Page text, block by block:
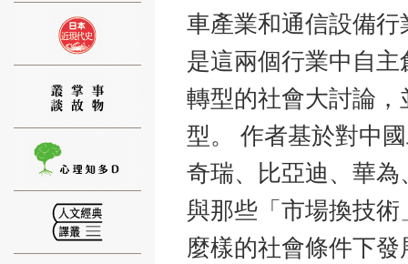
車產業和通信設備
是這兩個行業中自
轉型的社會大討論
型。 作者基於對中
奇瑞、比亞迪、華
與那些「市場換技
麼樣的社會條件下